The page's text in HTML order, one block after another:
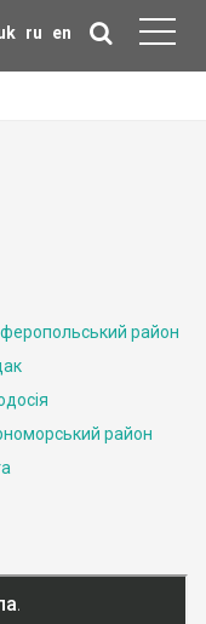
ru en
район
район